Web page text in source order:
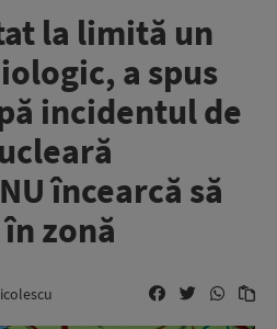
la limită un
a spus
incidentul de
încearcă să
zonă